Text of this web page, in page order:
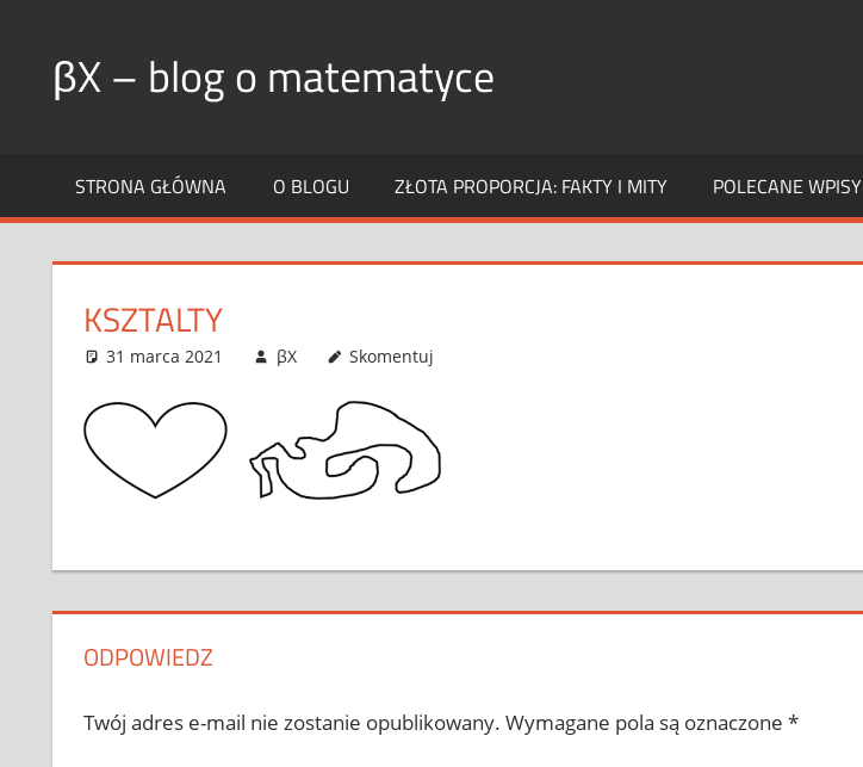
contentβX – blog o matematyce
STRONA GŁÓWNA O BLOGU ZŁOTA PROPORCJA: FAKTY I MITY POLECANE WPISY
KSZTALTY
31 marca 2021 βX Skomentuj
ODPOWIEDZ
Twój adres e-mail nie zostanie opublikowany. Wymagane pola są oznaczone *